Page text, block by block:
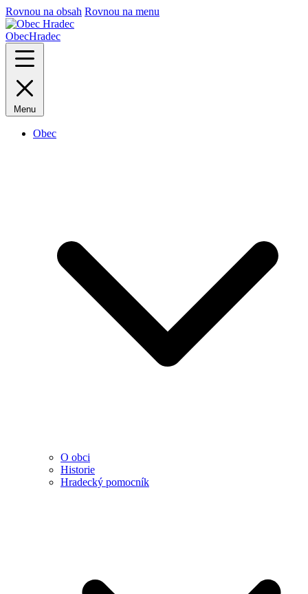
Rovnou na obsah Rovnou na menu
ObecHradec
Menu
Obec
O obci
Historie
Hradecký pomocník